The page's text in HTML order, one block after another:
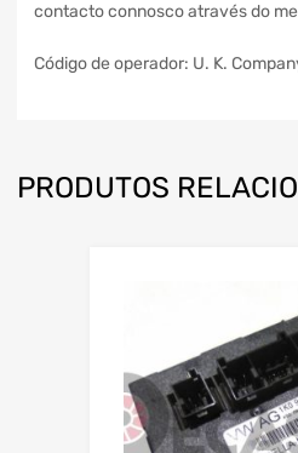
contacto connosco através do
Código de operador: U. K.
PRODUTOS